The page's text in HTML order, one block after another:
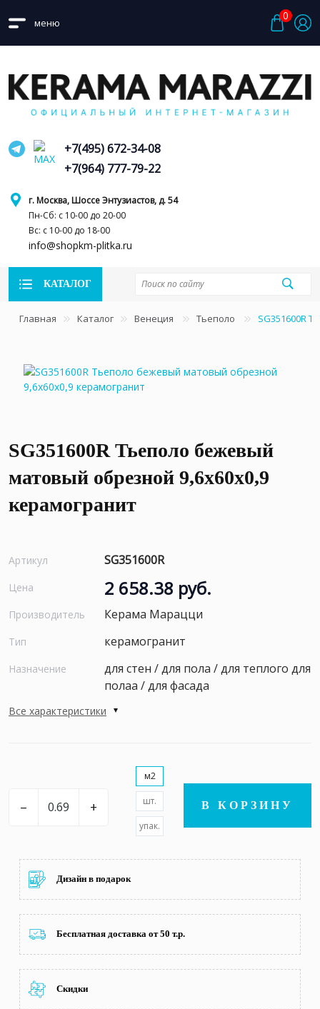
меню
0
г. Москва, Шоссе Энтузиастов, д. 54
Пн-Сб: с 10-00 до 20-00
Вс: с 10-00 до 18-00
info@shopkm-plitka.ru
+7(495) 672-34-08
+7(964) 777-79-22
КАТАЛОГ
Главная Каталог Венеция Тьеполо SG351600R
SG351600R Тьеполо бежевый
матовый обрезной 9,6x60x0,9
керамогранит
Артикул SG351600R
Цена 2 658.38 руб.
Производитель Керама Марацци
Тип керамогранит
Назначение
для стен / для пола / для теплого для
полаа / для фасада
Все характеристики
– +
м2
шт.
упак.
В КОРЗИНУ
Дизайн в подарок
Бесплатная доставка от 50 т.р.
Скидки